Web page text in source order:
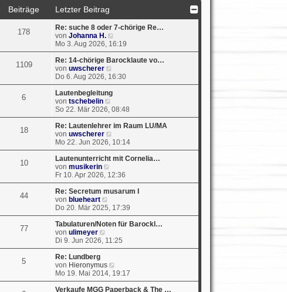
a
g
B
e
i
t
r
a
g
Beiträge
Letzter Beitrag
178
Re: suche 8 oder 7-chörige Re…
von Johanna H.
e
u
e
t
e
e
i
t
a
g
Mo 3. Aug 2026, 16:19
1109
Re: 14-chörige Barocklaute vo…
von uwscherer
e
u
t
e
r
e
i
t
a
g
Do 6. Aug 2026, 16:30
6
Lautenbegleitung
von tschebelin
e
u
e
t
e
r
e
i
t
a
g
So 22. Mär 2026, 08:48
18
Re: Lautenlehrer im Raum LU/MA
von uwscherer
e
u
e
t
e
r
e
i
t
a
g
Mo 22. Jun 2026, 10:14
10
Lautenunterricht mit Cornelia…
von musikerin
e
u
e
e
r
e
i
r
a
g
Fr 10. Apr 2026, 12:36
44
Re: Secretum musarum I
von blueheart
e
u
e
t
e
B
e
i
t
Do 20. Mär 2025, 17:39
77
Tabulaturen/Noten für Barockl…
von ulimeyer
e
u
s
t
e
r
Di 9. Jun 2026, 11:25
5
Re: Lundberg
von Hieronymus
e
u
e
Mo 19. Mai 2014, 19:17
Verkaufe MGG Paperback & The …